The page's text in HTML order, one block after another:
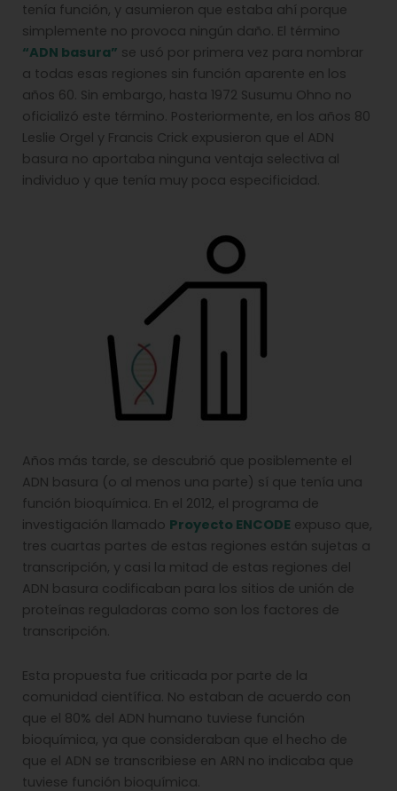
tenía función, y asumieron que estaba ahí porque
simplemente no provoca ningún daño. El término
“ADN basura” se usó por primera vez para nombrar
a todas esas regiones sin función aparente en los
años 60. Sin embargo, hasta 1972 Susumu Ohno no
oficializó este término. Posteriormente, en los años 80
Leslie Orgel y Francis Crick expusieron que el ADN
basura no aportaba ninguna ventaja selectiva al
individuo y que tenía muy poca especificidad.
Años más tarde, se descubrió que posiblemente el
ADN basura (o al menos una parte) sí que tenía una
función bioquímica. En el 2012, el programa de
investigación llamado Proyecto ENCODE expuso que,
tres cuartas partes de estas regiones están sujetas a
transcripción, y casi la mitad de estas regiones del
ADN basura codificaban para los sitios de unión de
proteínas reguladoras como son los factores de
transcripción.
Esta propuesta fue criticada por parte de la
comunidad científica. No estaban de acuerdo con
que el 80% del ADN humano tuviese función
bioquímica, ya que consideraban que el hecho de
que el ADN se transcribiese en ARN no indicaba que
tuviese función bioquímica.